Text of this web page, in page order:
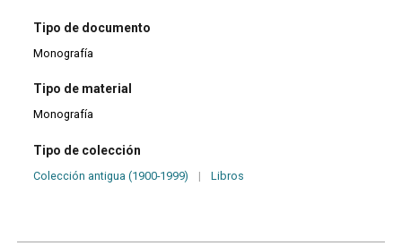
Tipo de documento
Monografía
Tipo de material
Monografía
Tipo de colección
Colección antigua (1900-1999) | Libros